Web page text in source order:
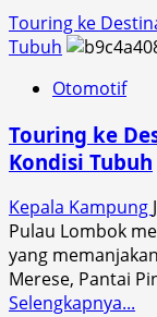
Touring ke
Tubuh
Otomotif
Touring ke
Kondisi Tubuh
Kepala Kampung
Pulau Lombok
yang
Merese, Pantai
Selengkapnya...